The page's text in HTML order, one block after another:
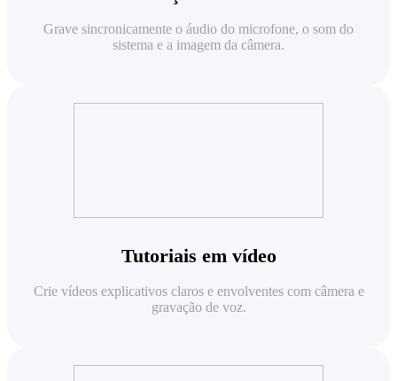
Grave sincronicamente o áudio do microfone, o som do
sistema e a imagem da câmera.
Tutoriais em vídeo
Crie vídeos explicativos claros e envolventes com câmera e
gravação de voz.